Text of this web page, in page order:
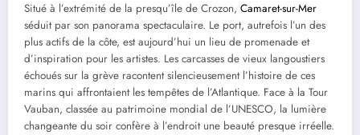
Situé à l’extrémité de la presqu’île de Crozon, Camaret-sur-Mer
séduit par son panorama spectaculaire. Le port, autrefois l’un des
plus actifs de la côte, est aujourd’hui un lieu de promenade et
d’inspiration pour les artistes. Les carcasses de vieux langoustiers
échoués sur la grève racontent silencieusement l’histoire de ces
marins qui affrontaient les tempêtes de l’Atlantique. Face à la Tour
Vauban, classée au patrimoine mondial de l’UNESCO, la lumière
changeante du soir confère à l’endroit une beauté presque irréelle.